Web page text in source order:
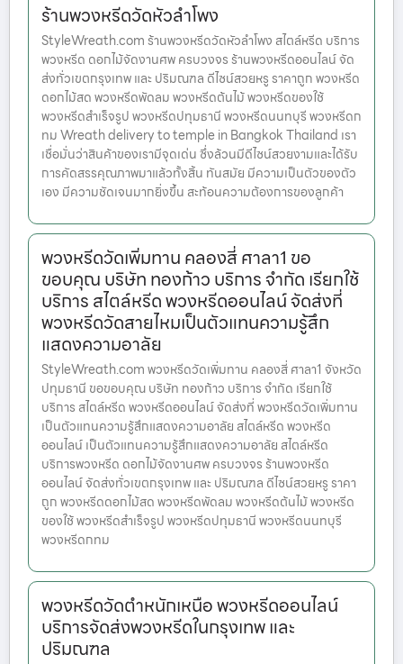
ร้านพวงหรีดวัดหัวลำโพง
StyleWreath.com ร้านพวงหรีดวัดหัวลำโพง สไตล์หรีด บริการ
พวงหรีด ดอกไม้จัดงานศพ ครบวงจร ร้านพวงหรีดออนไลน์ จัด
ส่งทั่วเขตกรุงเทพ และ ปริมณฑล ดีไซน์สวยหรู ราคาถูก พวงหรีด
ดอกไม้สด พวงหรีดพัดลม พวงหรีดต้นไม้ พวงหรีดของใช้
พวงหรีดสำเร็จรูป พวงหรีดปทุมธานี พวงหรีดนนทบุรี พวงหรีดก
ทม Wreath delivery to temple in Bangkok Thailand เรา
เชื่อมั่นว่าสินค้าของเรามีจุดเด่น ซึ่งล้วนมีดีไซน์สวยงามและได้รับ
การคัดสรรคุณภาพมาแล้วทั้งสิ้น ทันสมัย มีความเป็นตัวของตัว
เอง มีความชัดเจนมากยิ่งขึ้น สะท้อนความต้องการของลูกค้า
พวงหรีดวัดเพิ่มทาน คลองสี่ ศาลา1 ขอ
ขอบคุณ บริษัท ทองก้าว บริการ จำกัด เรียกใช้
บริการ สไตล์หรีด พวงหรีดออนไลน์ จัดส่งที่
พวงหรีดวัดสายไหมเป็นตัวแทนความรู้สึก
แสดงความอาลัย
StyleWreath.com พวงหรีดวัดเพิ่มทาน คลองสี่ ศาลา1 จังหวัด
ปทุมธานี ขอขอบคุณ บริษัท ทองก้าว บริการ จำกัด เรียกใช้
บริการ สไตล์หรีด พวงหรีดออนไลน์ จัดส่งที่ พวงหรีดวัดเพิ่มทาน
เป็นตัวแทนความรู้สึกแสดงความอาลัย สไตล์หรีด พวงหรีด
ออนไลน์ เป็นตัวแทนความรู้สึกแสดงความอาลัย สไตล์หรีด
บริการพวงหรีด ดอกไม้จัดงานศพ ครบวงจร ร้านพวงหรีด
ออนไลน์ จัดส่งทั่วเขตกรุงเทพ และ ปริมณฑล ดีไซน์สวยหรู ราคา
ถูก พวงหรีดดอกไม้สด พวงหรีดพัดลม พวงหรีดต้นไม้ พวงหรีด
ของใช้ พวงหรีดสำเร็จรูป พวงหรีดปทุมธานี พวงหรีดนนทบุรี
พวงหรีดกทม
พวงหรีดวัดตำหนักเหนือ พวงหรีดออนไลน์
บริการจัดส่งพวงหรีดในกรุงเทพ และ
ปริมณฑล